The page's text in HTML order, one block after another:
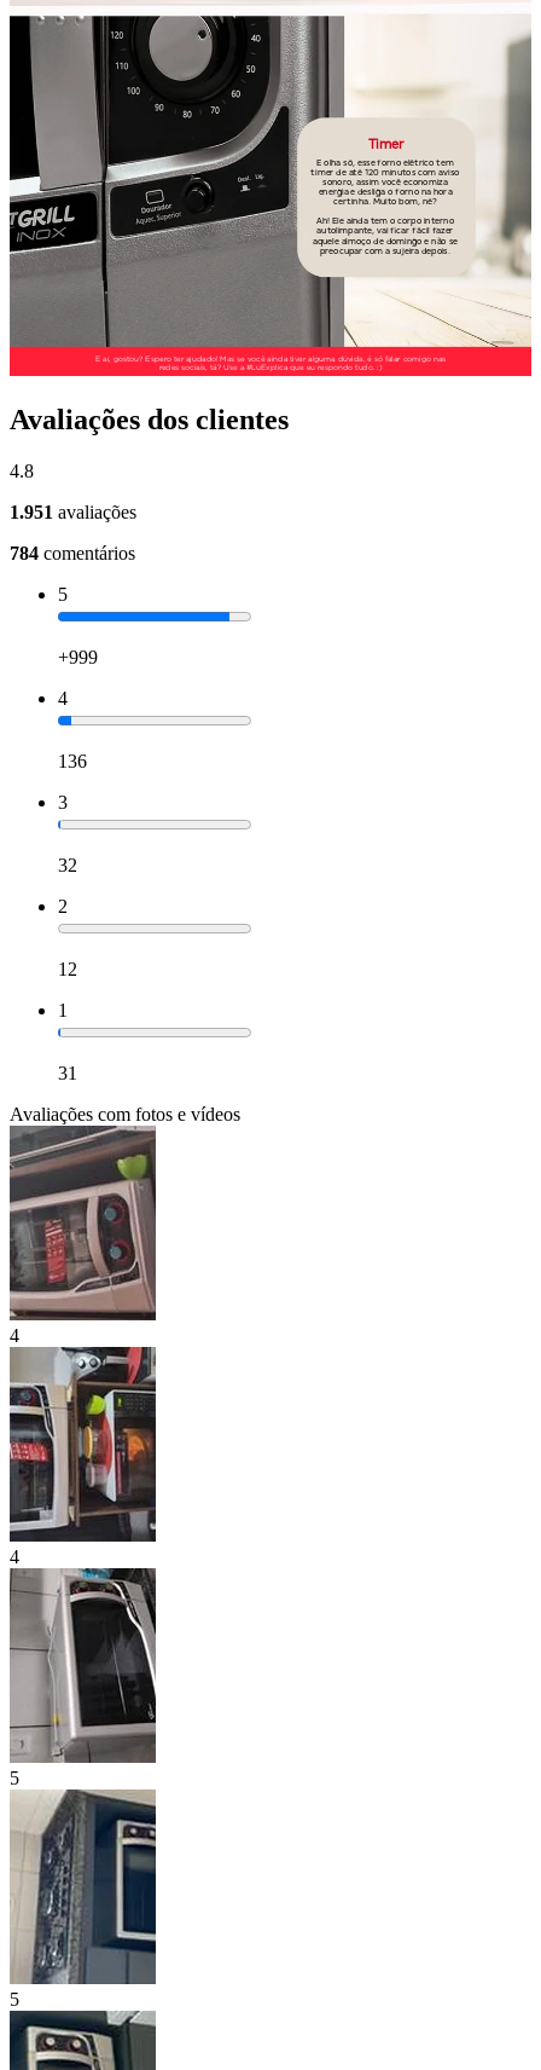
Avaliações dos clientes
4.8
1.951 avaliações
784 comentários
5
+999
4
136
3
32
2
12
1
31
Avaliações com fotos e vídeos
4
4
5
5